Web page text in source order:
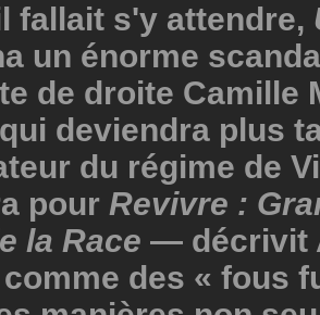
fallait s'y attendre,
un énorme
de droite Camille
deviendra plus
du régime de
pour Revivre :
la Race — décrivit
des « fous